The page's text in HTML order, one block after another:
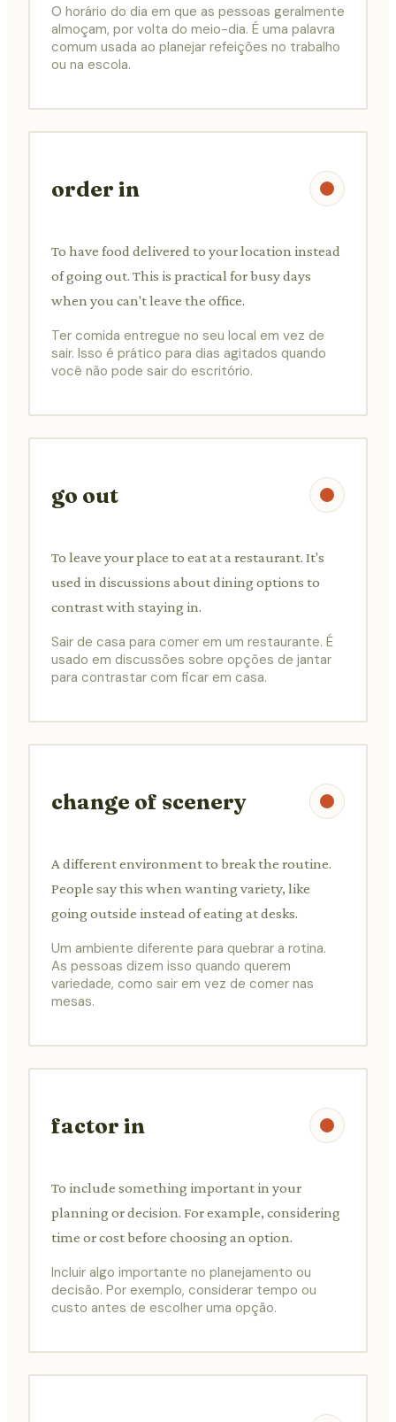
O horário do dia em que as pessoas geralmente
almoçam, por volta do meio-dia. É uma palavra
comum usada ao planejar refeições no trabalho
ou na escola.
order in
To have food delivered to your location instead
of going out. This is practical for busy days
when you can't leave the office.
Ter comida entregue no seu local em vez de
sair. Isso é prático para dias agitados quando
você não pode sair do escritório.
go out
To leave your place to eat at a restaurant. It's
used in discussions about dining options to
contrast with staying in.
Sair de casa para comer em um restaurante. É
usado em discussões sobre opções de jantar
para contrastar com ficar em casa.
change of scenery
A different environment to break the routine.
People say this when wanting variety, like
going outside instead of eating at desks.
Um ambiente diferente para quebrar a rotina.
As pessoas dizem isso quando querem
variedade, como sair em vez de comer nas
mesas.
factor in
To include something important in your
planning or decision. For example, considering
time or cost before choosing an option.
Incluir algo importante no planejamento ou
decisão. Por exemplo, considerar tempo ou
custo antes de escolher uma opção.